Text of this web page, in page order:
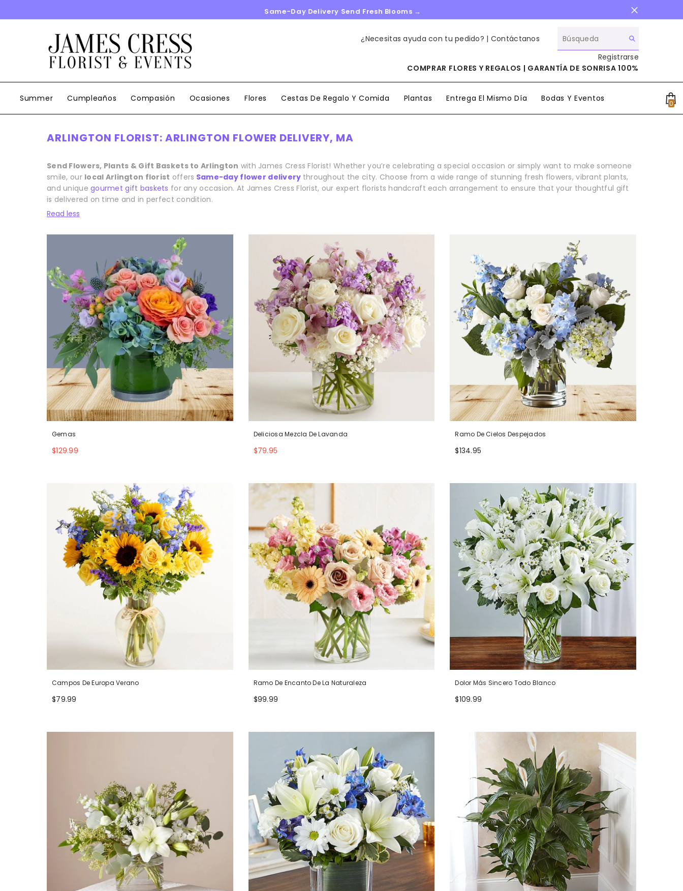
Same-Day Delivery Send Fresh Blooms →
¿Necesitas ayuda con tu pedido? | Contáctanos
Registrarse
COMPRAR FLORES Y REGALOS | GARANTÍA DE SONRISA 100%
Summer Cumpleaños Compasión Ocasiones Flores Cestas De Regalo Y Comida Plantas Entrega El Mismo Día Bodas Y Eventos
00
ARLINGTON FLORIST: ARLINGTON FLOWER DELIVERY, MA
Send Flowers, Plants & Gift Baskets to Arlington with James Cress Florist! Whether you’re celebrating a special occasion or simply want to make someone
smile, our local Arlington florist offers Same-day flower delivery throughout the city. Choose from a wide range of stunning fresh flowers, vibrant plants,
and uniquegourmet gift baskets for any occasion. At James Cress Florist, our expert florists handcraft each arrangement to ensure that your thoughtful gift
is delivered on time and in perfect condition.
Read less
Gemas
$129.99
Deliciosa Mezcla De Lavanda
$79.95
Ramo De Cielos Despejados
$134.95
Campos De Europa Verano
$79.99
Ramo De Encanto De La Naturaleza
$99.99
Dolor Más Sincero Todo Blanco
$109.99